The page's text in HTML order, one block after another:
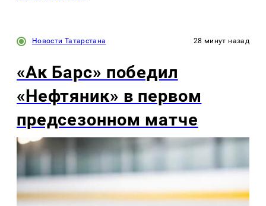
Новости Татарстана 28 минут назад
«Ак Барс» победил
«Нефтяник» в первом
предсезонном матче